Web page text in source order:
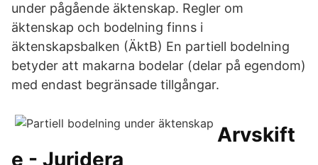
under pågående äktenskap. Regler om
äktenskap och bodelning finns i
äktenskapsbalken (ÄktB) En partiell bodelning
betyder att makarna bodelar (delar på egendom)
med endast begränsade tillgångar.
Arvskift
e - Juridera